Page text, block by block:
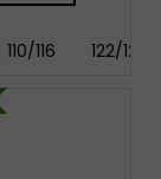
110/116 122/128